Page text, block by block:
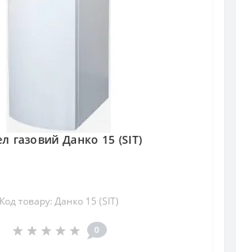
газовий Данко 15 (SIT)
Код товару: Данко 15 (SIT)
0